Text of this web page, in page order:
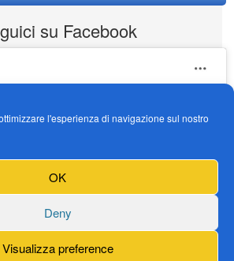
l'esperienza di navigazione sul nostro
OK
Deny
Visualizza preference
su Facebook
Vendogokartit/
accettare i cookie marketing e
abilitare questo contenuto